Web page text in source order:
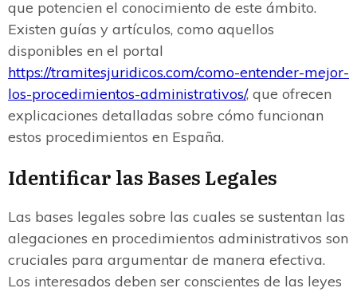
que potencien el conocimiento de este ámbito.
Existen guías y artículos, como aquellos
disponibles en el portal
https://tramitesjuridicos.com/como-entender-mejor-
los-procedimientos-administrativos/, que ofrecen
explicaciones detalladas sobre cómo funcionan
estos procedimientos en España.
Identificar las Bases Legales
Las bases legales sobre las cuales se sustentan las
alegaciones en procedimientos administrativos son
cruciales para argumentar de manera efectiva.
Los interesados deben ser conscientes de las leyes